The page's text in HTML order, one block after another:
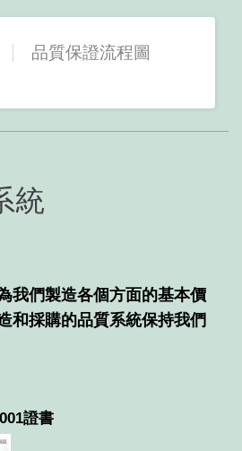
品質保證流程圖
統
我們製造各個方面的基本價
和採購的品質系統保持我們
證書